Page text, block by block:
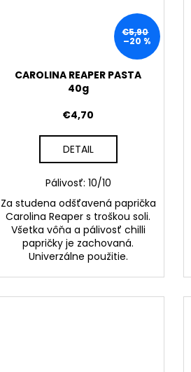
€5,90
–20 %
CAROLINA REAPER PASTA
40g
€4,70
DETAIL
Pálivosť: 10/10
Za studena odšťavená paprička
Carolina Reaper s troškou soli.
Všetka vôňa a pálivosť chilli
papričky je zachovaná.
Univerzálne použitie.